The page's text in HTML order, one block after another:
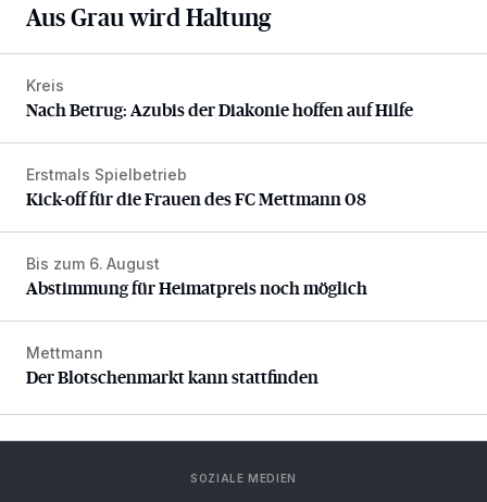
Aus Grau wird Haltung
Nach Betrug: Azubis der Diakonie hoffen auf Hilfe
Kreis
Nach Betrug: Azubis der Diakonie hoffen auf Hilfe
Kick-off für die Frauen des FC Mettmann 08
Erstmals Spielbetrieb
Kick-off für die Frauen des FC Mettmann 08
Abstimmung für Heimatpreis noch möglich
Bis zum 6. August
Abstimmung für Heimatpreis noch möglich
Der Blotschenmarkt kann stattfinden
Mettmann
Der Blotschenmarkt kann stattfinden
SOZIALE MEDIEN